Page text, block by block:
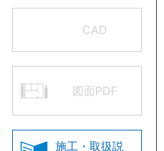
CAD
図面PDF
施工・取扱説